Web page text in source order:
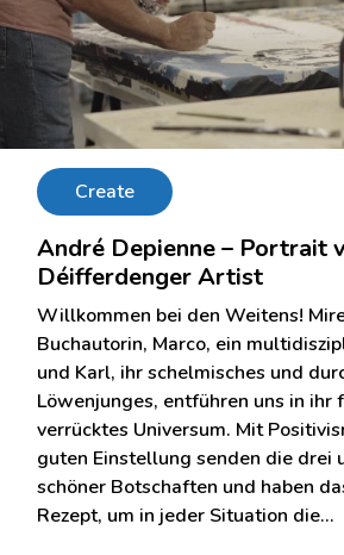
Create
André Depienne – Portrait
Déifferdenger Artist
Willkommen bei den Weitens!
Buchautorin, Marco, ein
und Karl, ihr schelmisches und
Löwenjunges, entführen uns in ihr
verrücktes Universum. Mit
guten Einstellung senden die drei
schöner Botschaften und haben
Rezept, um in jeder Situation die…